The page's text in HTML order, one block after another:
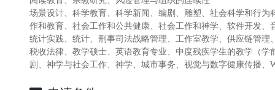
场景设计、科学教育、科学新闻、编剧、雕塑、社会科学和行
作和教育、社会工作和公共健康、社会工作和神学、软件开发
统计实践、统计、刑事司法战略管理、工作室教学、供应链管理
税收法律、教学硕士、英语教育专业、中度残疾学生的教学（
剧、神学与社会工作、神学、城市事务、视觉与数字健康传播、